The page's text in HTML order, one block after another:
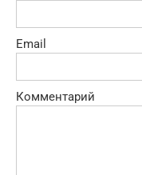
Email
Комментарий